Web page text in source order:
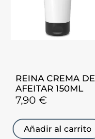
REINA CREMA DE
AFEITAR 150ML
7,90€
Añadir al carrito